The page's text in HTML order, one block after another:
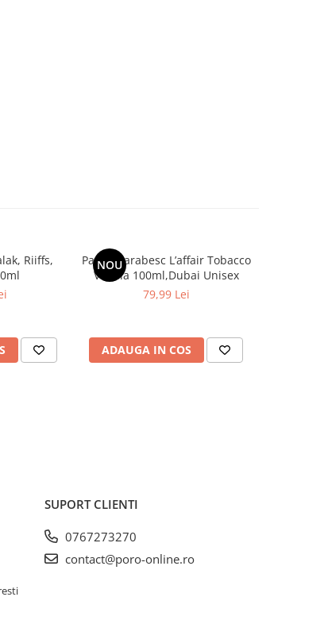
Riiffs,
NOU
Parfum arabesc L’affair Tobacco
Vanilla 100ml,Dubai Unisex
79,99 Lei
ADAUGA IN COS
SUPORT CLIENTI
0767273270
contact@poro-online.ro